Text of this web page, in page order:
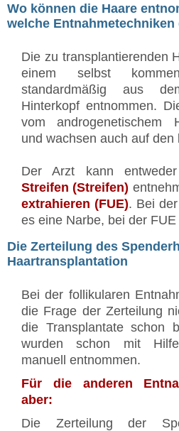
Wo können die Haare
welche Entnahmetechniken
Die zu transplantierenden
einem selbst
standardmäßig aus
Hinterkopf entnommen.
vom androgenetischem
und wachsen auch auf den
Der Arzt kann
Streifen (Streifen)
extrahieren (FUE). Bei
es eine Narbe, bei der FUE
Die Zerteilung des
Haartransplantation
Bei der follikularen
die Frage der Zerteilung
die Transplantate schon
wurden schon mit
manuell entnommen.
Für die anderen
aber:
Die Zerteilung der